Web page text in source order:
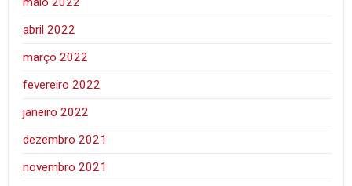
abril 2022
março 2022
fevereiro 2022
janeiro 2022
dezembro 2021
novembro 2021